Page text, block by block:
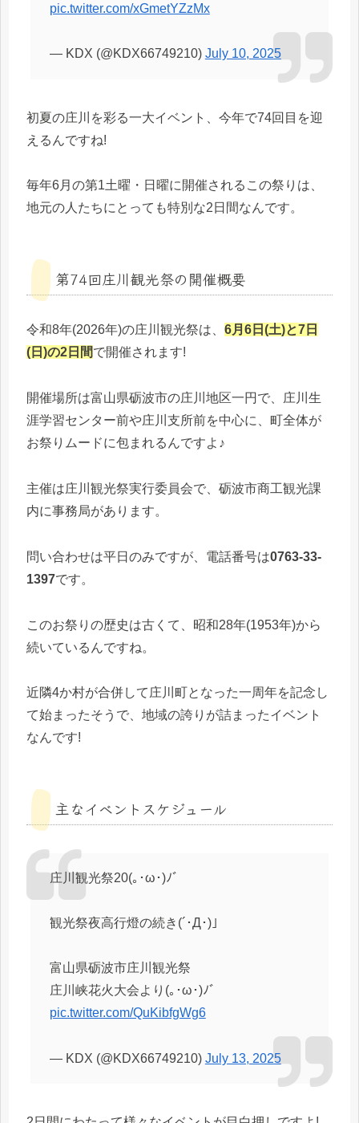
pic.twitter.com/xGmetYZzMx
— KDX (@KDX66749210) July 10, 2025
初夏の庄川を彩る一大イベント、今年で74回目を迎
えるんですね!
毎年6月の第1土曜・日曜に開催されるこの祭りは、
地元の人たちにとっても特別な2日間なんです。
第74回庄川観光祭の開催概要
令和8年(2026年)の庄川観光祭は、 6月6日(土)と7日
(日)の2日間で開催されます!
開催場所は富山県砺波市の庄川地区一円で、庄川生
涯学習センター前や庄川支所前を中心に、町全体が
お祭りムードに包まれるんですよ♪
主催は庄川観光祭実行委員会で、砺波市商工観光課
内に事務局があります。
問い合わせは平日のみですが、電話番号は0763-33-
1397です。
このお祭りの歴史は古くて、昭和28年(1953年)から
続いているんですね。
近隣4か村が合併して庄川町となった一周年を記念し
て始まったそうで、地域の誇りが詰まったイベント
なんです!
主なイベントスケジュール
庄川観光祭20(｡･ω･)ﾉﾞ
観光祭夜高行燈の続き(´･Д･)」
富山県砺波市庄川観光祭
庄川峡花火大会より(｡･ω･)ﾉﾞ
pic.twitter.com/QuKibfgWg6
— KDX (@KDX66749210) July 13, 2025